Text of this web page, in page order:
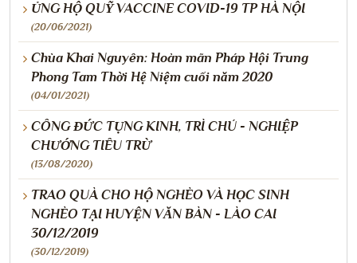
ỦNG HỘ QUỸ VACCINE COVID-19 TP HÀ NỘI
(20/06/2021)
Chùa Khai Nguyên: Hoàn mãn Pháp Hội Trung
Phong Tam Thời Hệ Niệm cuối năm 2020
(04/01/2021)
CÔNG ĐỨC TỤNG KINH, TRÌ CHÚ - NGHIỆP
CHƯỚNG TIÊU TRỪ
(13/08/2020)
TRAO QUÀ CHO HỘ NGHÈO VÀ HỌC SINH
NGHÈO TẠI HUYỆN VĂN BÀN - LÀO CAI
30/12/2019
(30/12/2019)